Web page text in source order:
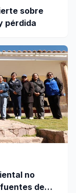
sobre
pérdida
no
de